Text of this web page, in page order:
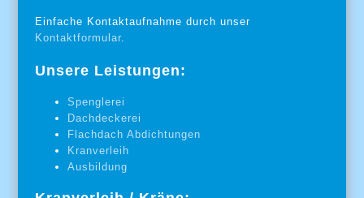
Einfache Kontaktaufnahme durch unser
Kontaktformular.
Unsere Leistungen:
Spenglerei
Dachdeckerei
Flachdach Abdichtungen
Kranverleih
Ausbildung